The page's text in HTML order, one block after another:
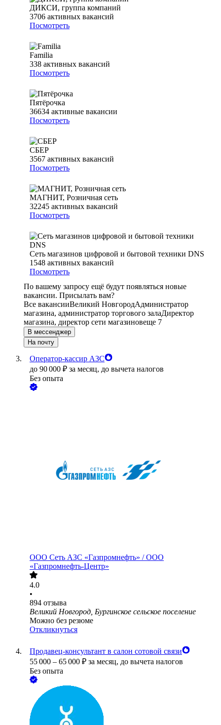
ДИКСИ, группа компаний
3706 активных вакансий
Посмотреть
Familia
338 активных вакансий
Посмотреть
Пятёрочка
36634 активные вакансии
Посмотреть
СБЕР
3567 активных вакансий
Посмотреть
МАГНИТ, Розничная сеть
32245 активных вакансий
Посмотреть
Сеть магазинов цифровой и бытовой техники DNS
1548 активных вакансий
Посмотреть
По вашему запросу ещё будут появляться новые
вакансии. Присылать вам?
Все вакансииВеликий НовгородАдминистратор
магазина, администратор торгового залаДиректор
магазина, директор сети магазиновеще 7
В мессенджер
На почту
Оператор-кассир АЗС
до 90 000 ₽ за месяц, до вычета налогов
Без опыта
ООО Сеть АЗС «Газпромнефть» / ООО
«Газпромнефть-Центр»
4.0
•
894 отзыва
Великий Новгород, Бургинское сельское поселение
Можно без резюме
Откликнуться
Продавец-консультант в салон сотовой связи
55 000 – 65 000 ₽ за месяц, до вычета налогов
Без опыта